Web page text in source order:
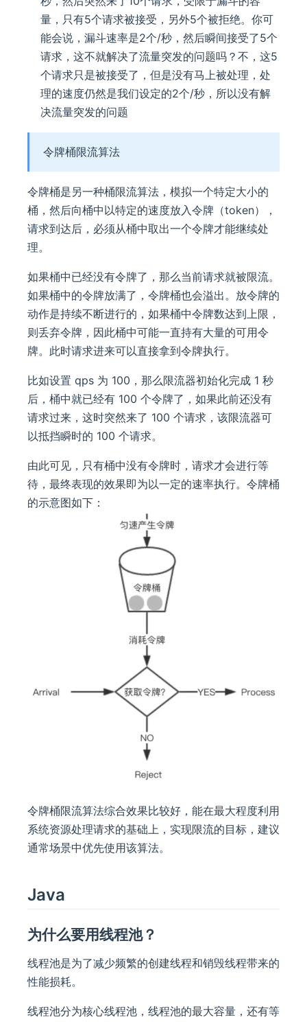
量，只有5个请求被接受，另外5个被拒绝。你可
能会说，漏斗速率是2个/秒，然后瞬间接受了5个
请求，这不就解决了流量突发的问题吗？不，这5
个请求只是被接受了，但是没有马上被处理，处
理的速度仍然是我们设定的2个/秒，所以没有解
决流量突发的问题
令牌桶限流算法
令牌桶是另一种桶限流算法，模拟一个特定大小的
桶，然后向桶中以特定的速度放入令牌（token），
请求到达后，必须从桶中取出一个令牌才能继续处
理。
如果桶中已经没有令牌了，那么当前请求就被限流。
如果桶中的令牌放满了，令牌桶也会溢出。放令牌的
动作是持续不断进行的，如果桶中令牌数达到上限，
则丢弃令牌，因此桶中可能一直持有大量的可用令
牌。此时请求进来可以直接拿到令牌执行。
比如设置 qps 为 100，那么限流器初始化完成 1 秒
后，桶中就已经有 100 个令牌了，如果此前还没有
请求过来，这时突然来了 100 个请求，该限流器可
以抵挡瞬时的 100 个请求。
由此可见，只有桶中没有令牌时，请求才会进行等
待，最终表现的效果即为以一定的速率执行。令牌桶
的示意图如下：
令牌桶限流算法综合效果比较好，能在最大程度利用
系统资源处理请求的基础上，实现限流的目标，建议
通常场景中优先使用该算法。
Java
为什么要用线程池？
线程池是为了减少频繁的创建线程和销毁线程带来的
性能损耗。
线程池分为核心线程池，线程池的最大容量，还有等